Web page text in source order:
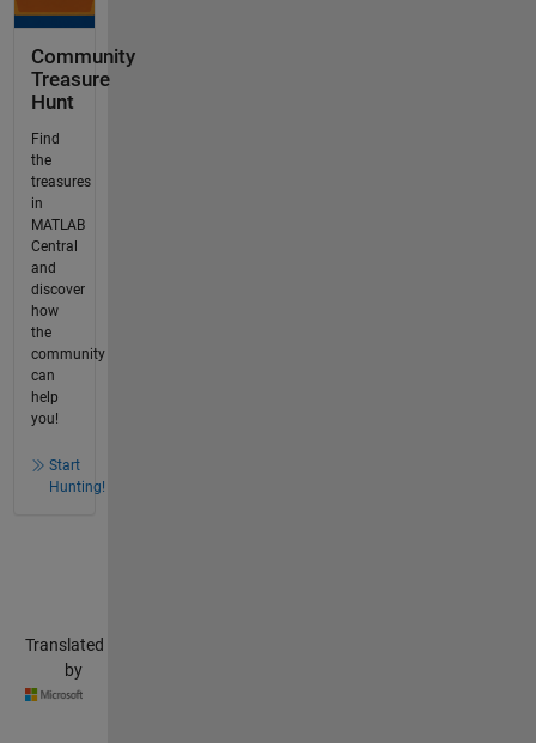
Community
Treasure
Hunt
Find
the
treasures
in
MATLAB
Central
and
discover
how
the
community
can
help
you!
Start
Hunting!
Translated
by